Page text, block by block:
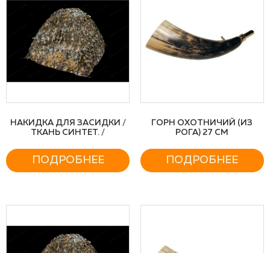
НАКИДКА ДЛЯ ЗАСИДКИ /
ТКАНЬ СИНТЕТ. /
ПОДРОБНЕЕ
ГОРН ОХОТНИЧИЙ (ИЗ
РОГА) 27 СМ
ПОДРОБНЕЕ